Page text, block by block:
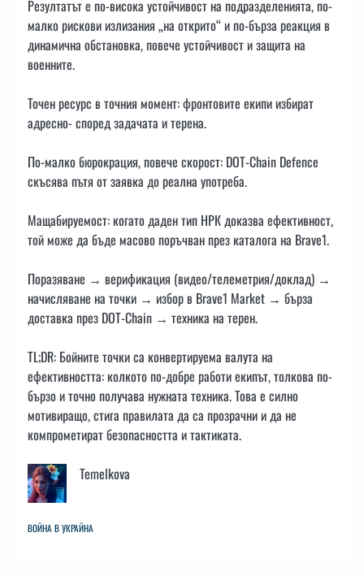
Резултатът е по-висока устойчивост на подразделенията, по-
малко рискови излизания „на открито“ и по-бърза реакция в
динамична обстановка, повече устойчивост и защита на
военните.
Точен ресурс в точния момент: фронтовите екипи избират
адресно- според задачата и терена.
По-малко бюрокрация, повече скорост: DOT-Chain Defence
скъсява пътя от заявка до реална употреба.
Мащабируемост: когато даден тип НРК доказва ефективност,
той може да бъде масово поръчван през каталога на Brave1.
Поразяване → верификация (видео/телеметрия/доклад) →
начисляване на точки → избор в Brave1 Market → бърза
доставка през DOT-Chain → техника на терен.
TL;DR: Бойните точки са конвертируема валута на
ефективността: колкото по-добре работи екипът, толкова по-
бързо и точно получава нужната техника. Това е силно
мотивиращо, стига правилата да са прозрачни и да не
компрометират безопасността и тактиката.
Temelkova
ВОЙНА В УКРАЙНА